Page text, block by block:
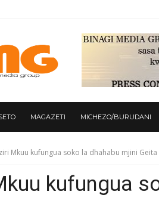
MAGAZETI MICHEZO/BURUDANI
Mkuu kufungua soko la dhahabu mjini Geita
kufungua